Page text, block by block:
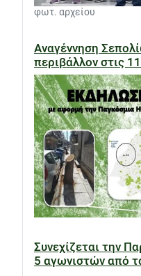
φωτ. αρχείου
Αναγέννηση
περιβάλλον στις 11
Συνεχίζεται την
5 αγωνιστών από